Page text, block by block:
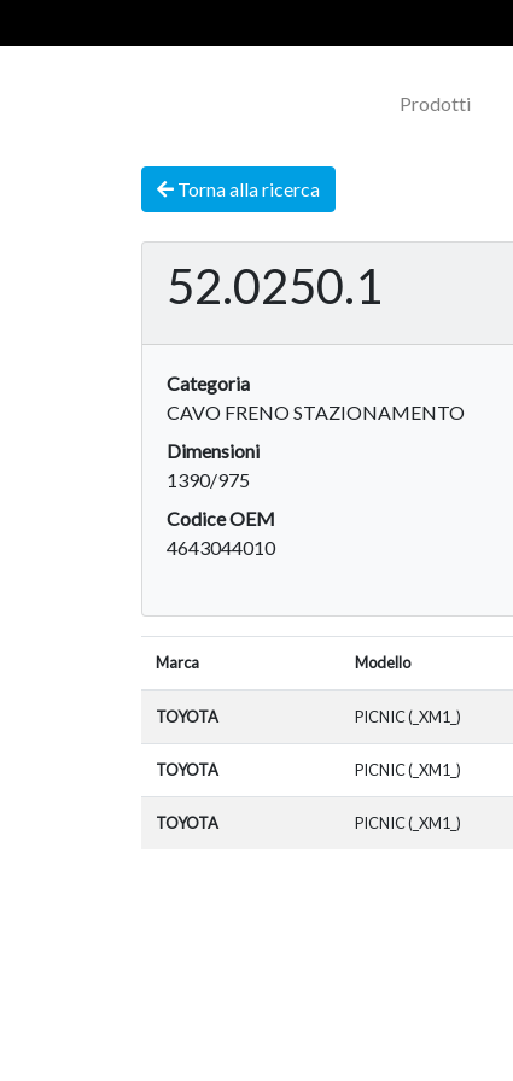
Prodotti
Torna alla ricerca
52.0250.1
Categoria
CAVO FRENO STAZIONAMENTO
Dimensioni
1390/975
Codice OEM
4643044010
Marca Modello
TOYOTA PICNIC (_XM1_)
TOYOTA PICNIC (_XM1_)
TOYOTA PICNIC (_XM1_)